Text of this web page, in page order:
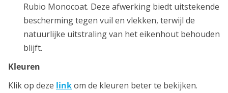
Rubio Monocoat. Deze afwerking biedt uitstekende
bescherming tegen vuil en vlekken, terwijl de
natuurlijke uitstraling van het eikenhout behouden
blijft.
Kleuren
Klik op deze linkom de kleuren beter te bekijken.